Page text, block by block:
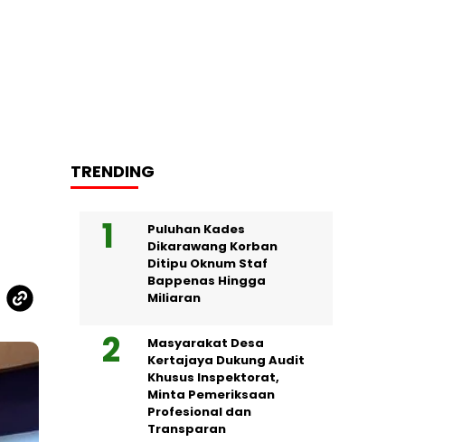
TRENDING
Puluhan Kades
Dikarawang Korban
Ditipu Oknum Staf
Bappenas Hingga
Miliaran
Masyarakat Desa
Kertajaya Dukung Audit
Khusus Inspektorat,
Minta Pemeriksaan
Profesional dan
Transparan